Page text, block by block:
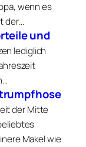
wenn es
der…
und
lediglich
der Mitte
Makel wie